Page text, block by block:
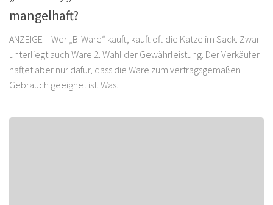
mangelhaft?
ANZEIGE – Wer „B-Ware“ kauft, kauft oft die Katze im Sack. Zwar
unterliegt auch Ware 2. Wahl der Gewährleistung. Der Verkäufer
haftet aber nur dafür, dass die Ware zum vertragsgemäßen
Gebrauch geeignet ist. Was...